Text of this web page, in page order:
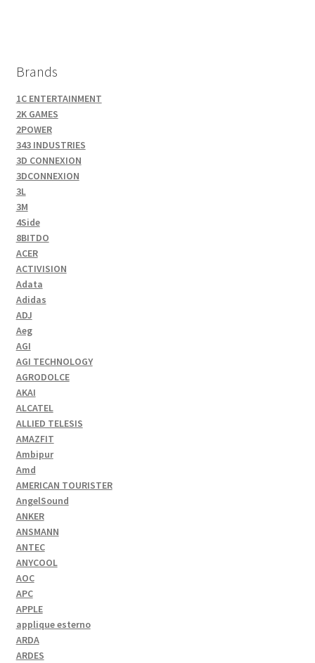
Brands
1C ENTERTAINMENT
2K GAMES
2POWER
343 INDUSTRIES
3D CONNEXION
3DCONNEXION
3L
3M
4Side
8BITDO
ACER
ACTIVISION
Adata
Adidas
ADJ
Aeg
AGI
AGI TECHNOLOGY
AGRODOLCE
AKAI
ALCATEL
ALLIED TELESIS
AMAZFIT
Ambipur
Amd
AMERICAN TOURISTER
AngelSound
ANKER
ANSMANN
ANTEC
ANYCOOL
AOC
APC
APPLE
applique esterno
ARDA
ARDES